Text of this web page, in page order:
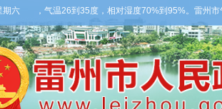
期六
到3级，气温26到35度，相对湿度70%到95%。雷州市